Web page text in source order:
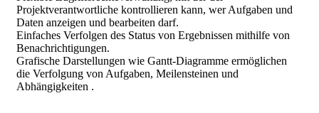
Projektverantwortliche kontrollieren kann, wer Aufgaben und
Daten anzeigen und bearbeiten darf.
Einfaches Verfolgen des Status von Ergebnissen mithilfe von
Benachrichtigungen.
Grafische Darstellungen wie Gantt-Diagramme ermöglichen
die Verfolgung von Aufgaben, Meilensteinen und
Abhängigkeiten .